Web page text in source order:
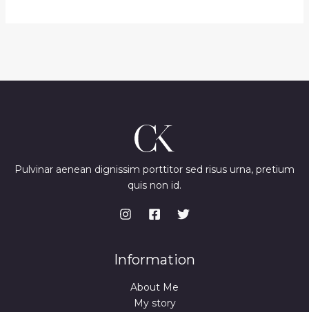
Pulvinar aenean dignissim porttitor sed risus urna, pretium
quis non id.
Information
About Me
My story